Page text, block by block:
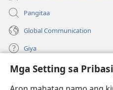
Mga Setting sa
Pangitaa
Global Communication
Giya
Donasyon
(mo-
open